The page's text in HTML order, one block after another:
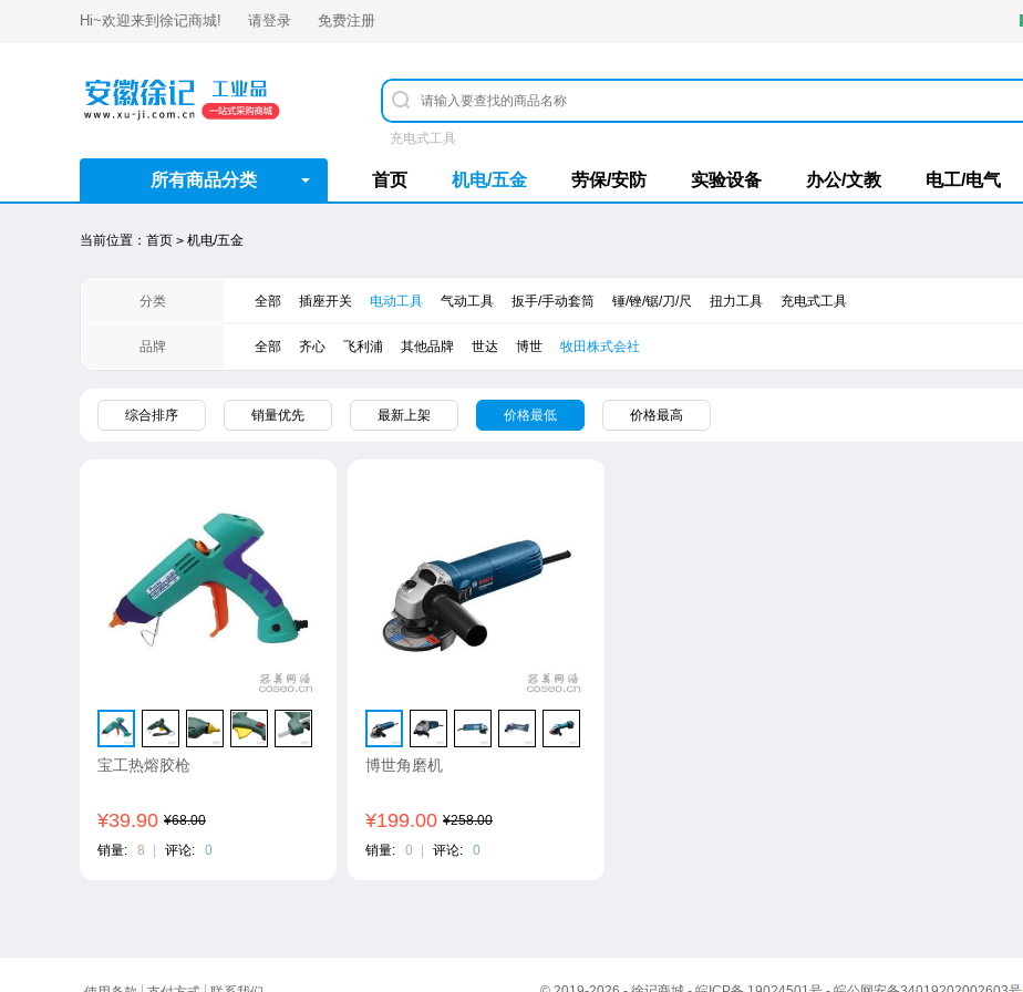
Hi~欢迎来到 徐记商城! 请登录 免费注册
充电式工具
所有商品分类 首页 机电/五金 劳保/安防 实验设备 办公/文教 电工/电气
当前位置： 首页 > 机电/五金
分类 全部 插座开关 电动工具 气动工具 扳手/手动套筒 锤/锉/锯/刀/尺 扭力工具 充电式工具
品牌 全部 齐心 飞利浦 其他品牌 世达 ​博世 牧田株式会社
综合排序 销量优先 最新上架 价格最低 价格最高
宝工热熔胶枪
¥39.90 ¥68.00
销量:
8 评论: 0
博世角磨机
¥199.00 ¥258.00
销量:
0 评论: 0